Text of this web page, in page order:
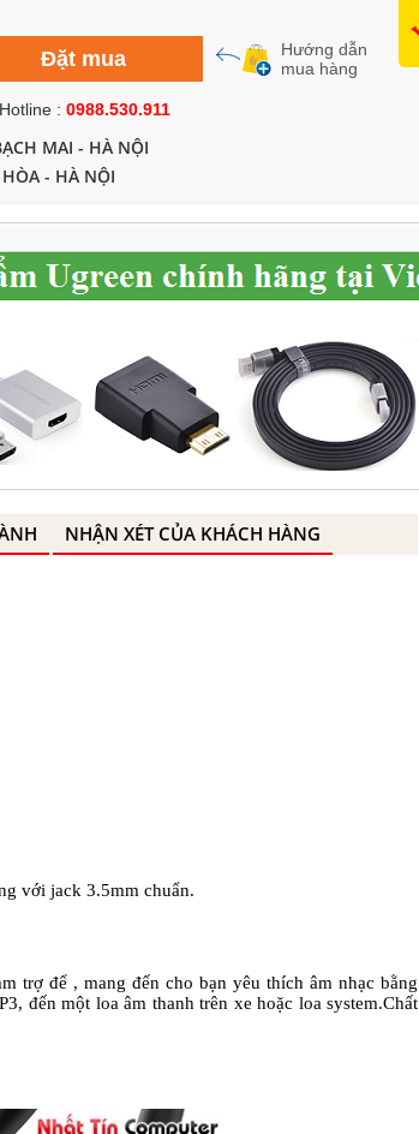
Đặt mua
Hướng dẫn
mua hàng
: 0988.530.911
MAI - HÀ NỘI
- HÀ NỘI
NHẬN XÉT CỦA KHÁCH HÀNG
với jack 3.5mm chuẩn.
trợ để , mang đến cho bạn yêu thích âm nhạc bằng
đến một loa âm thanh trên xe hoặc loa system.Chất